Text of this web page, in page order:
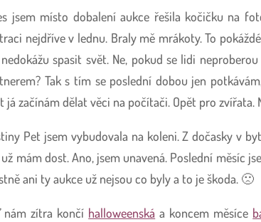
jsem místo dobalení aukce řešila kočičku na
nejdříve v lednu. Braly mě mrákoty. To
spasit svět. Ne, pokud se lidi
Tak s tím se poslední dobou jen
já začínám dělat věci na počítači. Opět pro
Pet jsem vybudovala na koleni. Z dočasky v
mám dost. Ano, jsem unavená. Poslední měsíc
ani ty aukce už nejsou co byly a to je škoda. 🙁
nám zítra končí halloweenská a koncem měsíce